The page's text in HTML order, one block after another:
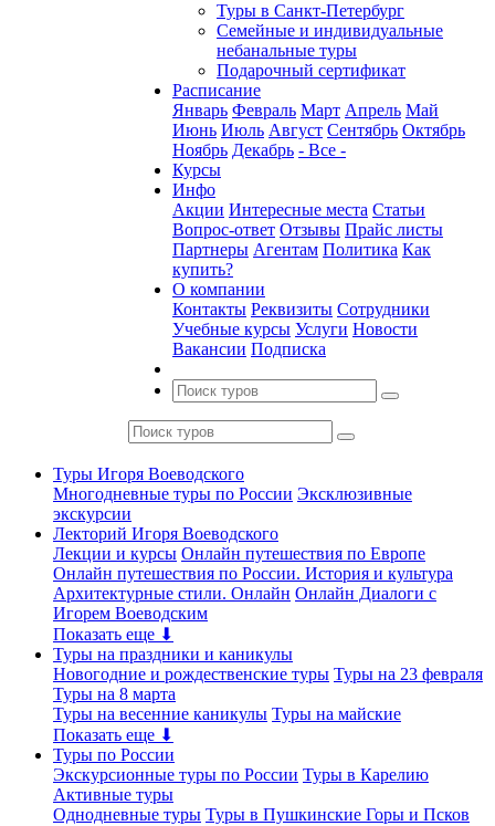
Туры в Санкт-Петербург
Семейные и индивидуальные
небанальные туры
Подарочный сертификат
Расписание
Январь Февраль Март Апрель Май
Июнь Июль Август Сентябрь Октябрь
Ноябрь Декабрь - Все -
Курсы
Инфо
Акции Интересные места Статьи
Вопрос-ответ Отзывы Прайс листы
Партнеры Агентам Политика Как
купить?
О компании
Контакты Реквизиты Сотрудники
Учебные курсы Услуги Новости
Вакансии Подписка
Туры Игоря Воеводского
Многодневные туры по России Эксклюзивные
экскурсии
Лекторий Игоря Воеводского
Лекции и курсы Онлайн путешествия по Европе
Онлайн путешествия по России. История и культура
Архитектурные стили. Онлайн Онлайн Диалоги с
Игорем Воеводским
Показать еще ⬇
Туры на праздники и каникулы
Новогодние и рождественские туры Туры на 23 февраля
Туры на 8 марта
Туры на весенние каникулы Туры на майские
Показать еще ⬇
Туры по России
Экскурсионные туры по России Туры в Карелию
Активные туры
Однодневные туры Туры в Пушкинские Горы и Псков